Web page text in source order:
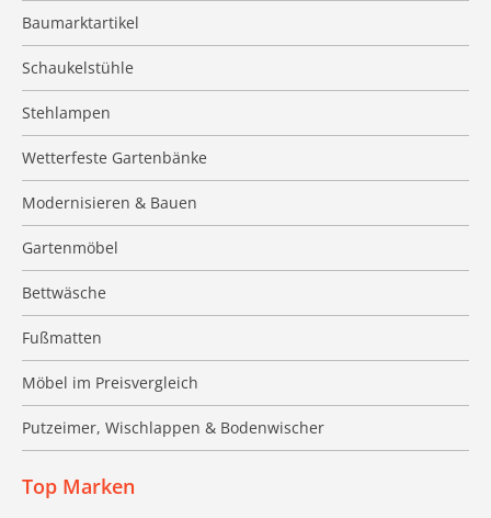
Baumarktartikel
Schaukelstühle
Stehlampen
Wetterfeste Gartenbänke
Modernisieren & Bauen
Gartenmöbel
Bettwäsche
Fußmatten
Möbel im Preisvergleich
Putzeimer, Wischlappen & Bodenwischer
Top Marken